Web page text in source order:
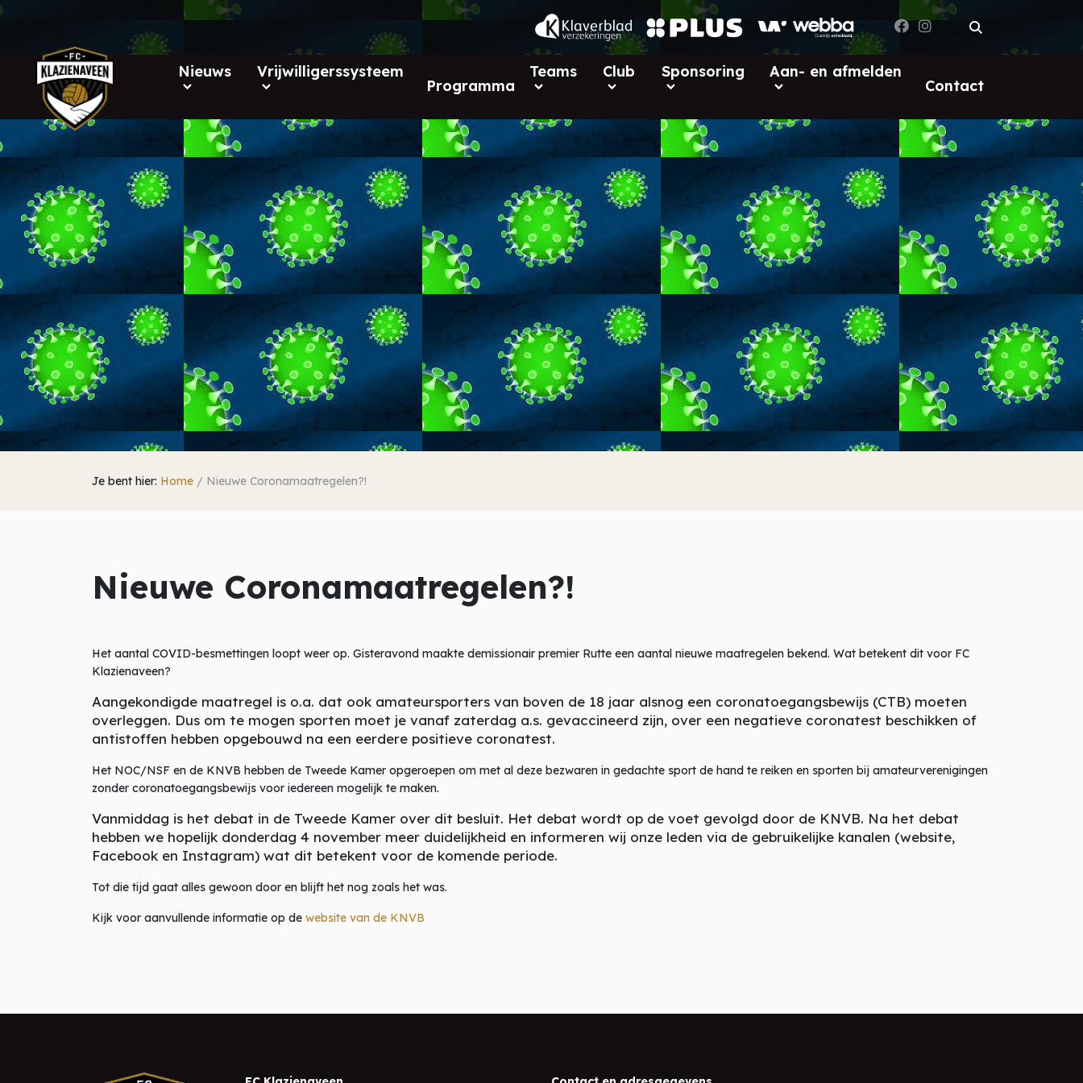
Nieuws Vrijwilligerssysteem
Programma
Teams Club Sponsoring Aan- en afmelden
Contact
Je bent hier: Home / Nieuwe Coronamaatregelen?!
Nieuwe Coronamaatregelen?!
Het aantal COVID-besmettingen loopt weer op. Gisteravond maakte demissionair premier Rutte een aantal nieuwe maatregelen bekend. Wat betekent dit voor FC
Klazienaveen?
Aangekondigde maatregel is o.a. dat ook amateursporters van boven de 18 jaar alsnog een coronatoegangsbewijs (CTB) moeten
overleggen. Dus om te mogen sporten moet je vanaf zaterdag a.s. gevaccineerd zijn, over een negatieve coronatest beschikken of
antistoffen hebben opgebouwd na een eerdere positieve coronatest.
Het NOC/NSF en de KNVB hebben de Tweede Kamer opgeroepen om met al deze bezwaren in gedachte sport de hand te reiken en sporten bij amateurverenigingen
zonder coronatoegangsbewijs voor iedereen mogelijk te maken.
Vanmiddag is het debat in de Tweede Kamer over dit besluit. Het debat wordt op de voet gevolgd door de KNVB. Na het debat
hebben we hopelijk donderdag 4 november meer duidelijkheid en informeren wij onze leden via de gebruikelijke kanalen (website,
Facebook en Instagram) wat dit betekent voor de komende periode.
Tot die tijd gaat alles gewoon door en blijft het nog zoals het was.
Kijk voor aanvullende informatie op de website van de KNVB